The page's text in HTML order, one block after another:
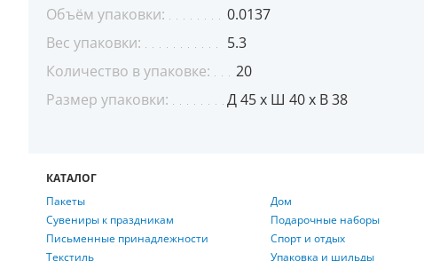
Объём упаковки:
0.0137
Вес упаковки:
5.3
Количество в упаковке:
20
Размер упаковки:
Д 45 x Ш 40 x В 38
КАТАЛОГ
Пакеты
Сувениры к праздникам
Письменные принадлежности
Текстиль
Дом
Подарочные наборы
Спорт и отдых
Упаковка и шильды